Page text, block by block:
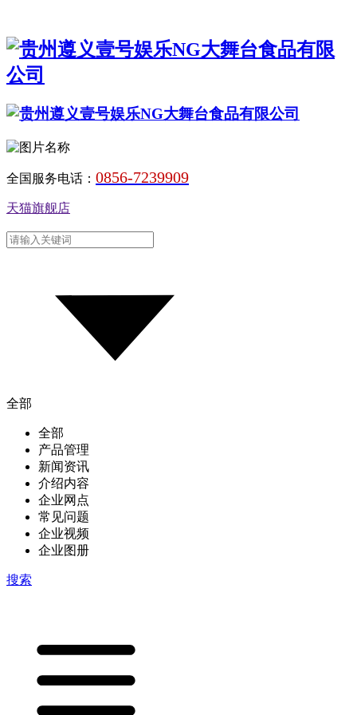
全国服务电话： 0856-7239909
天猫旗舰店
全部
全部
产品管理
新闻资讯
介绍内容
企业网点
常见问题
企业视频
企业图册
搜索